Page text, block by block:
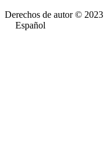
Derechos de autor © 2023
Español